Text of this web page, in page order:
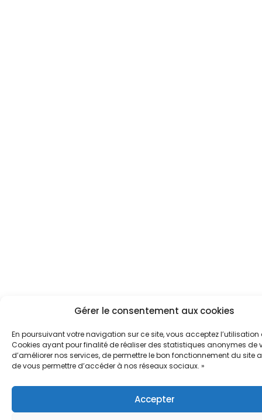
Gérer le consentement aux cookies
En poursuivant votre navigation sur ce site, vous acceptez l’utilisation
Cookies ayant pour finalité de réaliser des statistiques anonymes de
d’améliorer nos services, de permettre le bon fonctionnement du site
de vous permettre d’accéder à nos réseaux sociaux. »
Accepter